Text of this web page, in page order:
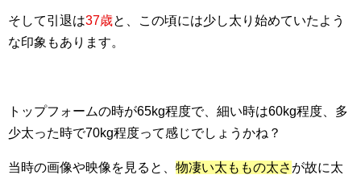
そして引退は37歳と、この頃には少し太り始めていたよう
な印象もあります。
トップフォームの時が65kg程度で、細い時は60kg程度、多
少太った時で70kg程度って感じでしょうかね？
当時の画像や映像を見ると、 物凄い太ももの太さ が故に太